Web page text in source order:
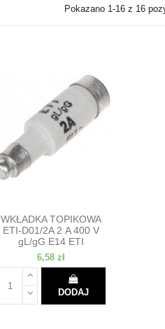
Pokazano 1-16 z 16
WKŁADKA TOPIKOWA
ETI-D01/2A 2 A 400 V
gL/gG E14 ETI
6,58 zł
DODAJ